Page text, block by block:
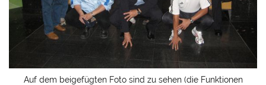
Auf dem beigefügten Foto sind zu sehen (die Funktionen